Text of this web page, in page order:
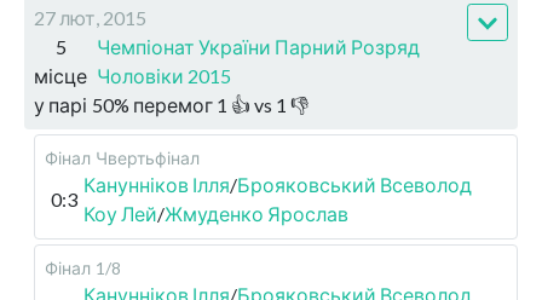
27 лют, 2015
5
місце
Чемпіонат України Парний Розряд
Чоловіки 2015
у парі 50% перемог 1 👍 vs 1 👎
Фінал Чвертьфінал
0:3
Канунніков Ілля/Брояковський Всеволод
Коу Лей/Жмуденко Ярослав
Фінал 1/8
Канунніков Ілля/Брояковський Всеволод